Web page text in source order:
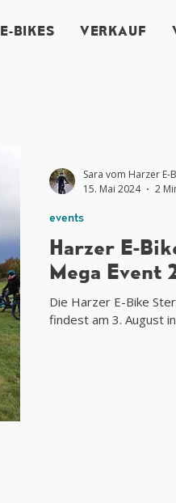
E-BIKES VERKAUF
Harzer E-
Mega Event
Die Harzer E-Bike
findest am 3. August
events
Sara vom Harzer E-
15. Mai 2024
2